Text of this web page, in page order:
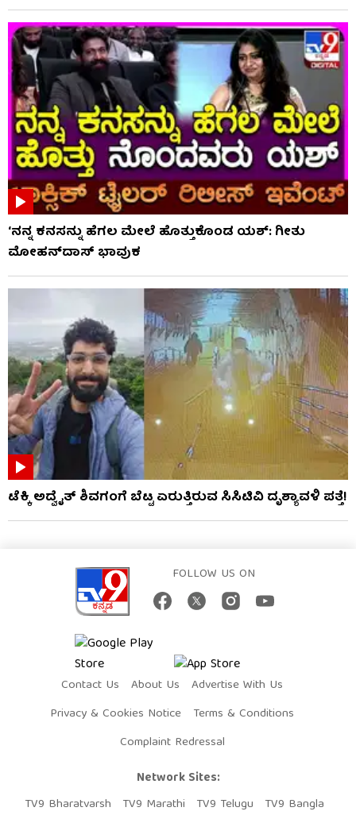
‘ನನ್ನ ಕನಸನ್ನು ಹೆಗಲ ಮೇಲೆ ಹೊತ್ತುಕೊಂಡ ಯಶ್: ಗೀತು
ಮೋಹನ್​​ದಾಸ್ ಭಾವುಕ
ಟೆಕ್ಕಿ ಅದ್ವೈತ್ ಶಿವಗಂಗೆ ಬೆಟ್ಟ ಏರುತ್ತಿರುವ ಸಿಸಿಟಿವಿ ದೃಶ್ಯಾವಳಿ ಪತ್ತೆ!
FOLLOW US ON
Contact Us About Us
Advertise With Us
Privacy & Cookies Notice
Terms & Conditions
Complaint Redressal
Network Sites:
TV9 Bharatvarsh
TV9 Marathi TV9 Telugu TV9 Bangla